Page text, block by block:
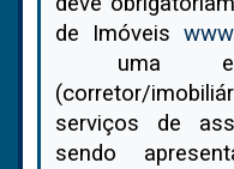
de Imóveis
uma
(corretor/
serviços de
sendo